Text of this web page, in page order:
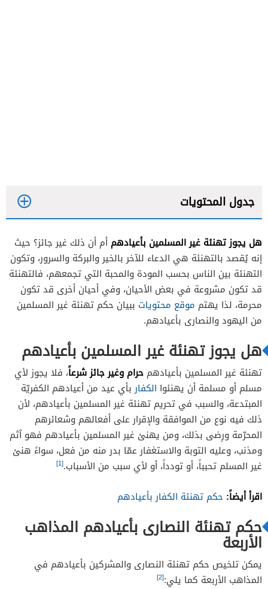
جدول المحتويات
هل يجوز تهنئة غير المسلمين بأعيادهم أم أن ذلك غير جائز؟ حيث
إنه يُقصد بالتهنئة هي الدعاء للآخر بالخير والبركة والسرور، وتكون
التهنئة بين الناس بحسب المودة والمحبة التي تجمعهم، فالتهنئة
قد تكون مشروعة في بعض الأحيان، وفي أحيان أخرى قد تكون
محرمة، لذا يهتم موقع محتويات ببيان حكم تهنئة غير المسلمين
من اليهود والنصارى بأعيادهم.
هل يجوز تهنئة غير المسلمين بأعيادهم
تهنئة غير المسلمين بأعيادهم حرام وغير جائز شرعاً، فلا يجوز لأي
مسلم أو مسلمة أن يهنئوا الكفاربأي عيد من أعيادهم الكفريّة
المبتدعة، والسبب في تحريم تهنئة غير المسلمين بأعيادهم، لأن
ذلك فيه نوع من الموافقة والإقرار على أفعالهم وشعائرهم
المحرّمة ورِضى بذلك، ومن يهنئ غير المسلمين بأعيادهم فهو آثم
ومذنب، وعليه التوبة والاستغفار عمّا بدر منه من فعل، سواءً هنئ
غير المسلم تحبباً، أو تودداً، أو لأي سبب من الأسباب.[1]
اقرأ أيضاً: حكم تهنئة الكفار بأعيادهم
حكم تهنئة النصارى بأعيادهم المذاهب
الأربعة
يمكن تلخيص حكم تهنئة النصارى والمشركين بأعيادهم في
المذاهب الأربعة كما يلي:[2]